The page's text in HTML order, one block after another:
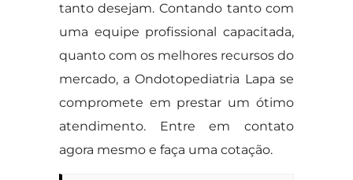
tanto desejam. Contando tanto com
uma equipe profissional capacitada,
quanto com os melhores recursos do
mercado, a Ondotopediatria Lapa se
compromete em prestar um ótimo
atendimento. Entre em contato
agora mesmo e faça uma cotação.